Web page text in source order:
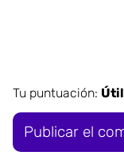
Tu puntuación: Útil